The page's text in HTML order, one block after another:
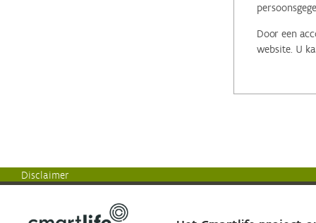
Door een
website. U
Disclaimer